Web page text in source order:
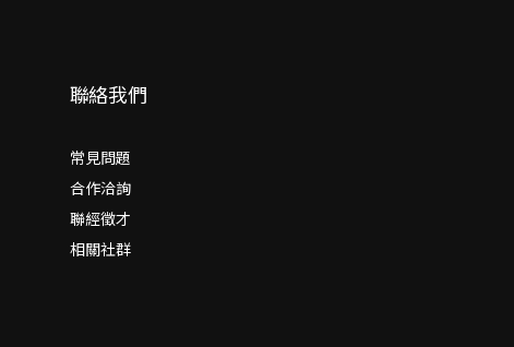
聯絡我們
常見問題
合作洽詢
聯經徵才
相關社群